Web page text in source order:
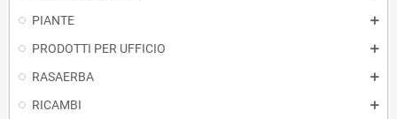
PIANTE
PRODOTTI PER UFFICIO
RASAERBA
RICAMBI